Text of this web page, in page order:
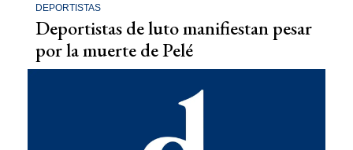
DEPORTISTAS
Deportistas de luto manifiestan pesar
por la muerte de Pelé